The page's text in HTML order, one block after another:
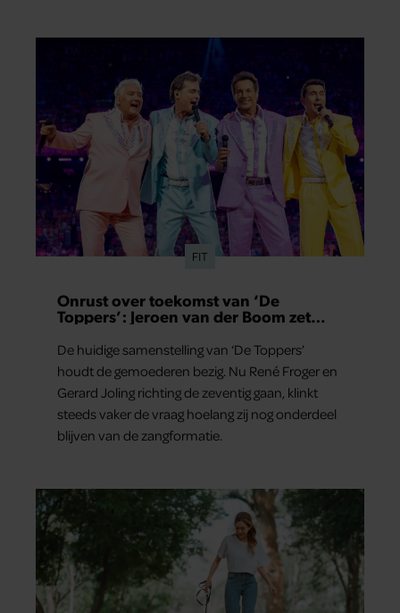
FIT
Onrust over toekomst van ‘De
Toppers’: Jeroen van der Boom zet
De huidige samenstelling van ‘De Toppers’
houdt de gemoederen bezig. Nu René Froger en
Gerard Joling richting de zeventig gaan, klinkt
steeds vaker de vraag hoelang zij nog onderdeel
blijven van de zangformatie.